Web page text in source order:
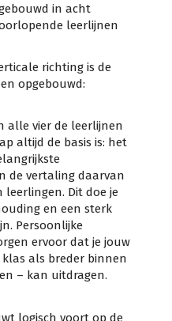
in acht
leerlijnen
richting is de
opgebouwd:
alle vier de leerlijnen
altijd de basis is: het
de vertaling daarvan
Dit doe je
en een sterk
Persoonlijke
ervoor dat je jouw
als breder binnen
– kan uitdragen.
logisch voort op de